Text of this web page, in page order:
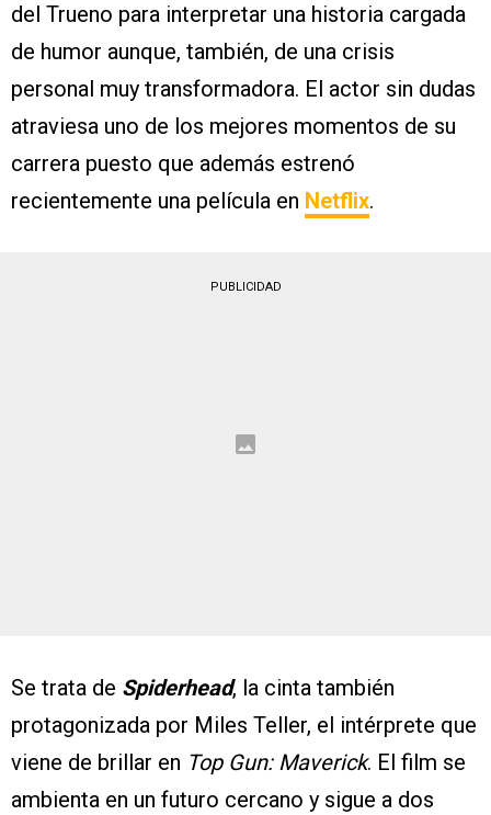
del Trueno para interpretar una historia cargada
de humor aunque, también, de una crisis
personal muy transformadora. El actor sin dudas
atraviesa uno de los mejores momentos de su
carrera puesto que además estrenó
recientemente una película en Netflix.
PUBLICIDAD
Se trata de Spiderhead, la cinta también
protagonizada por Miles Teller, el intérprete que
viene de brillar en Top Gun: Maverick. El film se
ambienta en un futuro cercano y sigue a dos